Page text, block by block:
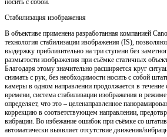
носить с собой.
Стабилизация изображения
В объективе применена разработанная компанией
технология стабилизации изображения (IS),
выдержку приблизительно на три ступени без
размытости изображения при съёмке статичных
Благодаря этому значительно расширяется круг
снимать с рук, без необходимости носить с собой
камеры в одном направлении продолжается в течение
времени, система стабилизации изображения в
определяет, что это – целенаправленное
коррекцию в соответствующем направлении,
вибрации. Во избежание ошибок при съёмке со
автоматически выявляет отсутствие движения/